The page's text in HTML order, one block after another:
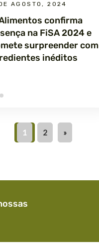
AGOSTO, 2024
confirma
na FiSA 2024 e
surpreender com
inéditos
1 2 »